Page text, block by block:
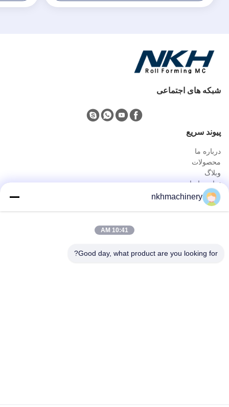
کف کف کف کف کف کف کف کف کف کف کف کف
شبکه های اجتماعی
پيوند سريع
درباره ما
محصولات
وبلاگ
تماس با ما
محصولات
دستگاه تشکیل رول پانل سقفی
دستگاه تشکیل رول کاشی بام
دستگاه تشکیل دهنده رول طبقه
دستگاه ورق بام ورق
nkhmachinery
10:41 AM
Good day, what product are you looking for?